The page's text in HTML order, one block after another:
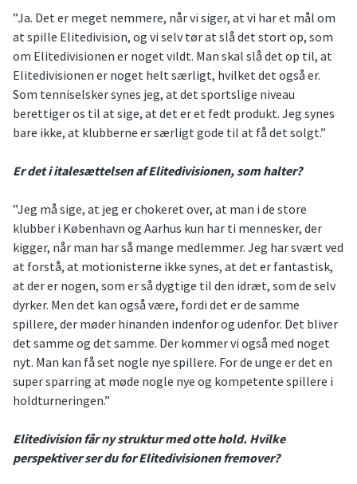
”Ja. Det er meget nemmere, når vi siger, at vi har et mål om
at spille Elitedivision, og vi selv tør at slå det stort op, som
om Elitedivisionen er noget vildt. Man skal slå det op til, at
Elitedivisionen er noget helt særligt, hvilket det også er.
Som tenniselsker synes jeg, at det sportslige niveau
berettiger os til at sige, at det er et fedt produkt. Jeg synes
bare ikke, at klubberne er særligt gode til at få det solgt.”
Er det i italesættelsen af Elitedivisionen, som halter?
”Jeg må sige, at jeg er chokeret over, at man i de store
klubber i København og Aarhus kun har ti mennesker, der
kigger, når man har så mange medlemmer. Jeg har svært ved
at forstå, at motionisterne ikke synes, at det er fantastisk,
at der er nogen, som er så dygtige til den idræt, som de selv
dyrker. Men det kan også være, fordi det er de samme
spillere, der møder hinanden indenfor og udenfor. Det bliver
det samme og det samme. Der kommer vi også med noget
nyt. Man kan få set nogle nye spillere. For de unge er det en
super sparring at møde nogle nye og kompetente spillere i
holdturneringen.”
Elitedivision får ny struktur med otte hold. Hvilke
perspektiver ser du for Elitedivisionen fremover?